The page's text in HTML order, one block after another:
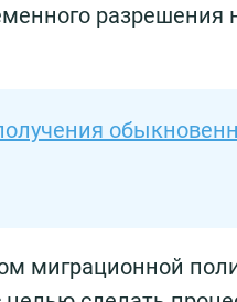
разрешения
миграционной